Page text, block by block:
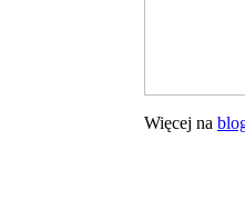
Więcej na